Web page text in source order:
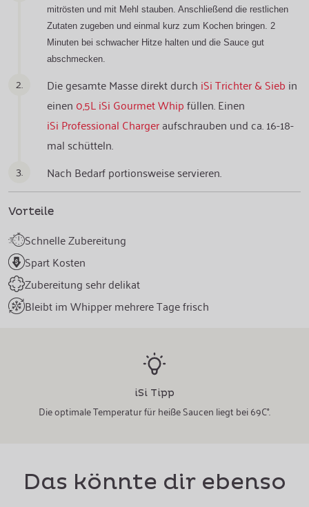
mitrösten und mit Mehl stauben. Anschließend die restlichen
Zutaten zugeben und einmal kurz zum Kochen bringen. 2
Minuten bei schwacher Hitze halten und die Sauce gut
abschmecken.
2. Die gesamte Masse direkt durch iSi Trichter & Sieb in
einen 0,5L iSi Gourmet Whipfüllen. Einen
iSi Professional Chargeraufschrauben und ca. 16-18-
mal schütteln.
3.
Nach Bedarf portionsweise servieren.
Vorteile
Schnelle Zubereitung
Spart Kosten
Zubereitung sehr delikat
Bleibt im Whipper mehrere Tage frisch
iSi Tipp
Die optimale Temperatur für heiße Saucen liegt bei 69C°.
Das könnte dir ebenso